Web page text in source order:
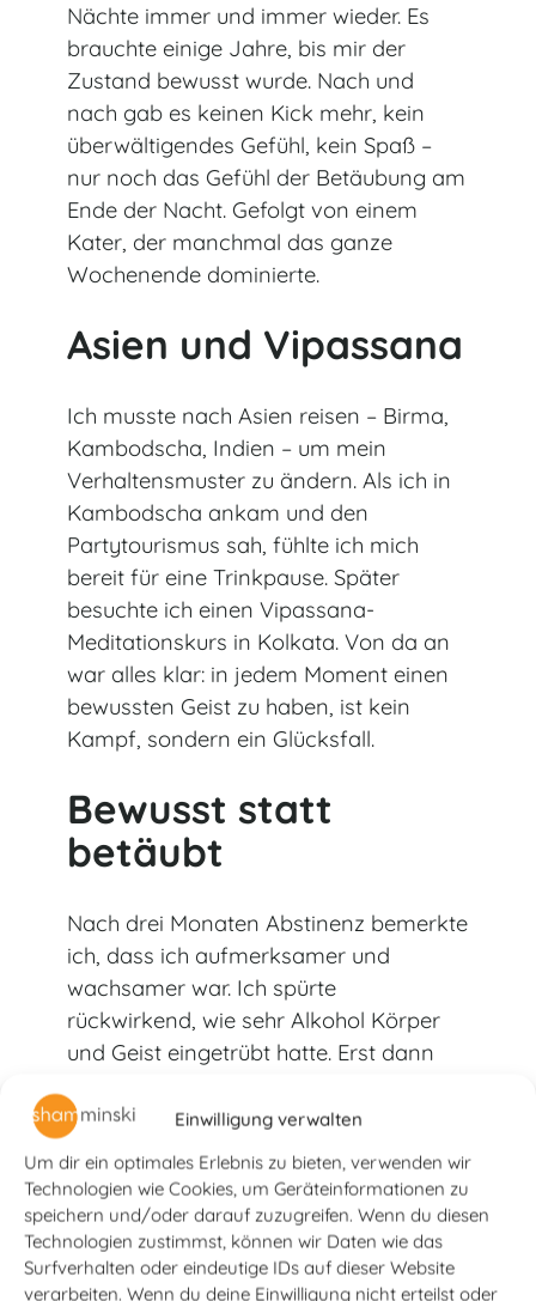
Einwilligung verwalten
Um dir ein optimales Erlebnis zu bieten, verwenden wir
Technologien wie Cookies, um Geräteinformationen zu
speichern und/oder darauf zuzugreifen. Wenn du diesen
Technologien zustimmst, können wir Daten wie das
Surfverhalten oder eindeutige IDs auf dieser Website
verarbeiten. Wenn du deine Einwilligung nicht erteilst oder
Nächte immer und immer wieder. Es
brauchte einige Jahre, bis mir der
Zustand bewusst wurde. Nach und
nach gab es keinen Kick mehr, kein
überwältigendes Gefühl, kein Spaß –
nur noch das Gefühl der Betäubung am
Ende der Nacht. Gefolgt von einem
Kater, der manchmal das ganze
Wochenende dominierte.
Asien und Vipassana
Ich musste nach Asien reisen – Birma,
Kambodscha, Indien – um mein
Verhaltensmuster zu ändern. Als ich in
Kambodscha ankam und den
Partytourismus sah, fühlte ich mich
bereit für eine Trinkpause. Später
besuchte ich einen Vipassana-
Meditationskurs in Kolkata. Von da an
war alles klar: in jedem Moment einen
bewussten Geist zu haben, ist kein
Kampf, sondern ein Glücksfall.
Bewusst statt
betäubt
Nach drei Monaten Abstinenz bemerkte
ich, dass ich aufmerksamer und
wachsamer war. Ich spürte
rückwirkend, wie sehr Alkohol Körper
und Geist eingetrübt hatte. Erst dann
Gesellschaft und unser Leben von
diesen Flüssigkeiten ist – und wie sehr
man sich rechtfertigen muss, wenn
man nicht mitmacht. Manchmal
vermisse ich diese Nächte. Aber dann
fühle ich mich einfach so wohl, am